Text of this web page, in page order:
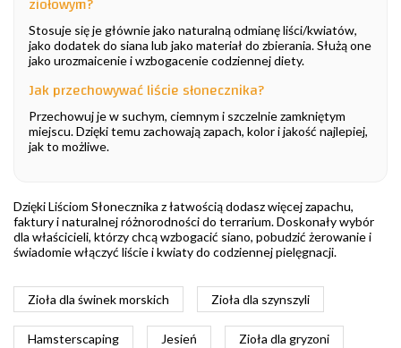
Stosuje się je głównie jako naturalną odmianę liści/kwiatów,
jako dodatek do siana lub jako materiał do zbierania. Służą one
jako urozmaicenie i wzbogacenie codziennej diety.
Jak przechowywać liście słonecznika?
Przechowuj je w suchym, ciemnym i szczelnie zamkniętym
miejscu. Dzięki temu zachowają zapach, kolor i jakość najlepiej,
jak to możliwe.
Dzięki Liściom Słonecznika z łatwością dodasz więcej zapachu,
faktury i naturalnej różnorodności do terrarium. Doskonały wybór
dla właścicieli, którzy chcą wzbogacić siano, pobudzić żerowanie i
świadomie włączyć liście i kwiaty do codziennej pielęgnacji.
Zioła dla świnek morskich Zioła dla szynszyli
Hamsterscaping Jesień Zioła dla gryzoni